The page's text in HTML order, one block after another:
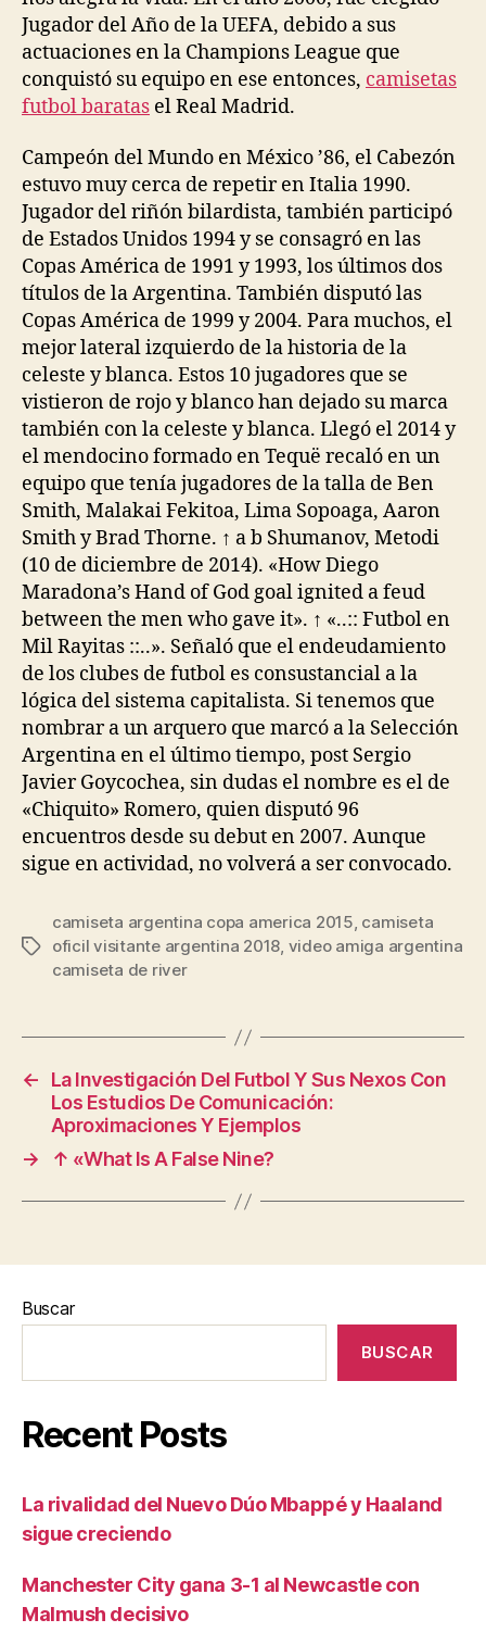
Jugador del Año de la UEFA, debido a sus
actuaciones en la Champions League que
conquistó su equipo en ese entonces, camisetas
futbol baratas el Real Madrid.
Campeón del Mundo en México ’86, el Cabezón
estuvo muy cerca de repetir en Italia 1990.
Jugador del riñón bilardista, también participó
de Estados Unidos 1994 y se consagró en las
Copas América de 1991 y 1993, los últimos dos
títulos de la Argentina. También disputó las
Copas América de 1999 y 2004. Para muchos, el
mejor lateral izquierdo de la historia de la
celeste y blanca. Estos 10 jugadores que se
vistieron de rojo y blanco han dejado su marca
también con la celeste y blanca. Llegó el 2014 y
el mendocino formado en Tequë recaló en un
equipo que tenía jugadores de la talla de Ben
Smith, Malakai Fekitoa, Lima Sopoaga, Aaron
Smith y Brad Thorne. ↑ a b Shumanov, Metodi
(10 de diciembre de 2014). «How Diego
Maradona’s Hand of God goal ignited a feud
between the men who gave it». ↑ «..:: Futbol en
Mil Rayitas ::..». Señaló que el endeudamiento
de los clubes de futbol es consustancial a la
lógica del sistema capitalista. Si tenemos que
nombrar a un arquero que marcó a la Selección
Argentina en el último tiempo, post Sergio
Javier Goycochea, sin dudas el nombre es el de
«Chiquito» Romero, quien disputó 96
encuentros desde su debut en 2007. Aunque
sigue en actividad, no volverá a ser convocado.
Etiquetas
camiseta argentina copa america 2015, camiseta
oficil visitante argentina 2018, video amiga argentina
camiseta de river
←
La Investigación Del Futbol Y Sus Nexos Con
Los Estudios De Comunicación:
Aproximaciones Y Ejemplos
→
↑ «What Is A False Nine?
Buscar
BUSCAR
Recent Posts
La rivalidad del Nuevo Dúo Mbappé y Haaland
sigue creciendo
Manchester City gana 3-1 al Newcastle con
Malmush decisivo